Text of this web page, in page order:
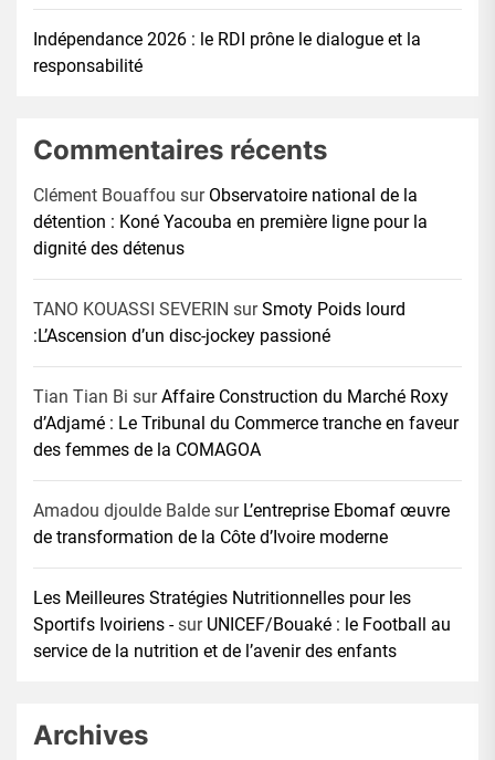
Indépendance 2026 : le RDI prône le dialogue et la
responsabilité
Commentaires récents
Clément Bouaffou sur Observatoire national de la
détention : Koné Yacouba en première ligne pour la
dignité des détenus
TANO KOUASSI SEVERIN surSmoty Poids lourd
:L’Ascension d’un disc-jockey passioné
Tian Tian Bi surAffaire Construction du Marché Roxy
d’Adjamé : Le Tribunal du Commerce tranche en faveur
des femmes de la COMAGOA
Amadou djoulde Balde sur L’entreprise Ebomaf œuvre
de transformation de la Côte d’Ivoire moderne
Les Meilleures Stratégies Nutritionnelles pour les
Sportifs Ivoiriens -sur UNICEF/Bouaké : le Football au
service de la nutrition et de l’avenir des enfants
Archives